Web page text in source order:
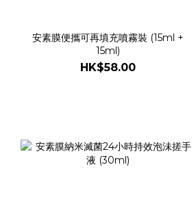
安素膜便攜可再填充噴霧裝 (15ml +
15ml)
HK$58.00